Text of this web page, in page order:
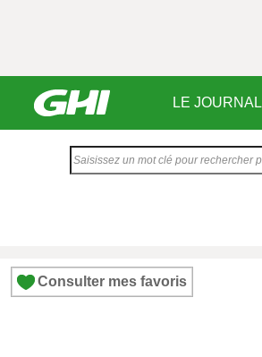
LE JOURNAL
Consulter mes favoris